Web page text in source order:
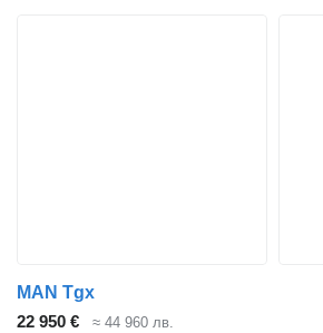
MAN Tgx
22 950 €
≈ 44 960 лв.